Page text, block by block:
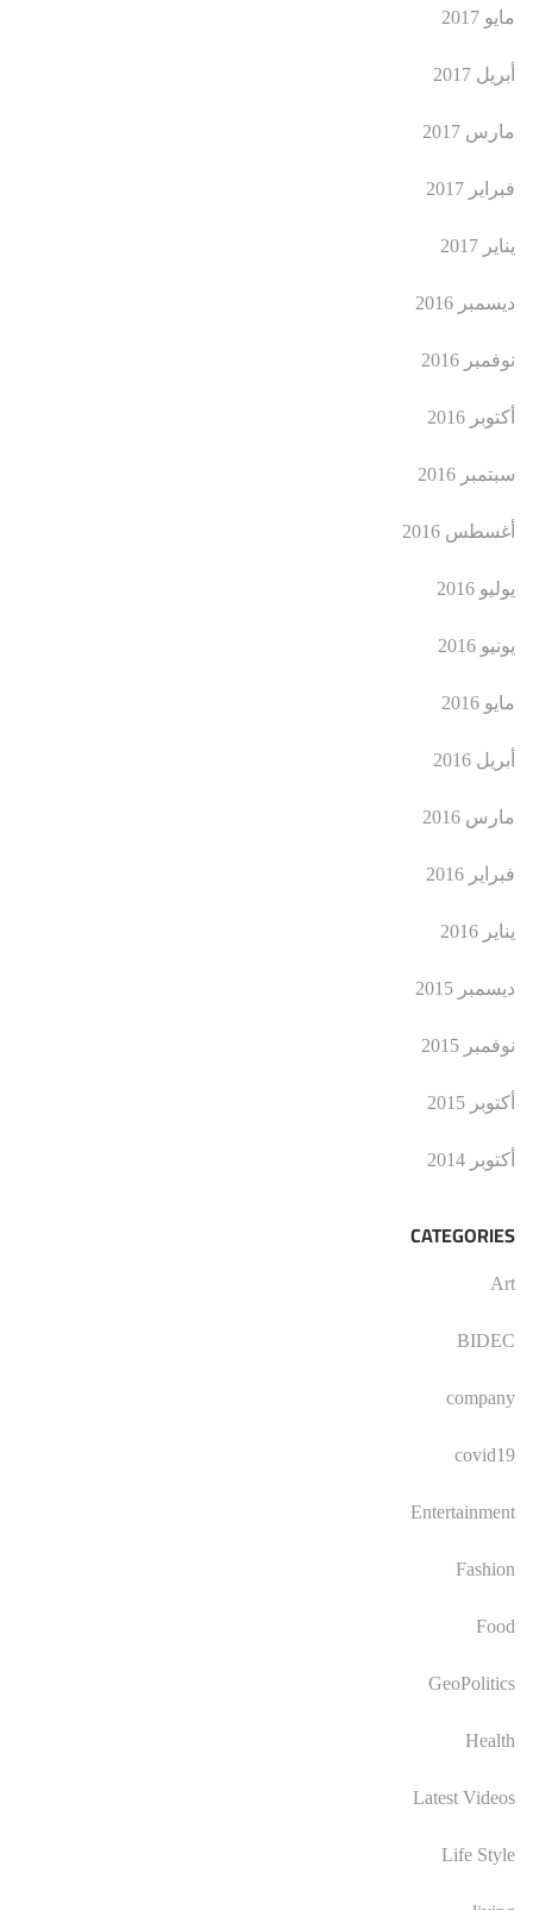
مايو 2017
أبريل 2017
مارس 2017
فبراير 2017
يناير 2017
ديسمبر 2016
نوفمبر 2016
أكتوبر 2016
سبتمبر 2016
أغسطس 2016
يوليو 2016
يونيو 2016
مايو 2016
أبريل 2016
مارس 2016
فبراير 2016
يناير 2016
ديسمبر 2015
نوفمبر 2015
أكتوبر 2015
أكتوبر 2014
CATEGORIES
Art
BIDEC
company
covid19
Entertainment
Fashion
Food
GeoPolitics
Health
Latest Videos
Life Style